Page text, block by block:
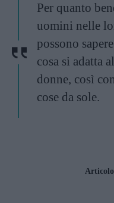
Per quanto
uomini nelle
possono
cosa si adatta
donne, così
cose da sole.